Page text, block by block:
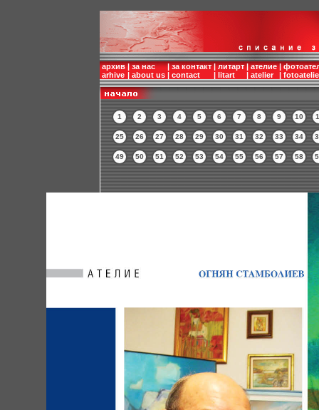
архив
arhive
|
|
за нас
about us
|
|
за контакт
contact
|
|
литарт
litart
|
|
ателие
atelier
|
|
1 2 3 4 5 6 7 8 9 10
25 26 27 28 29 30 31 32 33 34
49 50 51 52 53 54 55 56 57 58